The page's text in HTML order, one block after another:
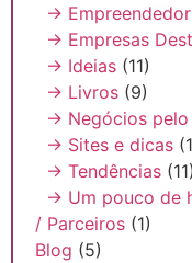
→
→ Empresas
→ Ideias (11)
→ Livros (9)
→ Negócios pelo
→ Sites e dicas
→ Tendências (11)
→ Um pouco de
/ Parceiros (1)
Blog (5)